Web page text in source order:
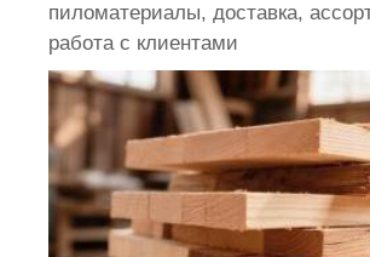
пиломатериалы, доставка,
работа с клиентами